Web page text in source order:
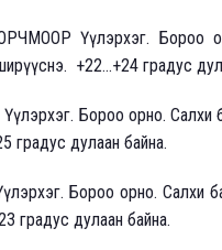
Үүлэрхэг. Бороо
+22...+24 градус
Бороо орно. Салхи
градус дулаан байна.
Бороо орно. Салхи
градус дулаан байна.